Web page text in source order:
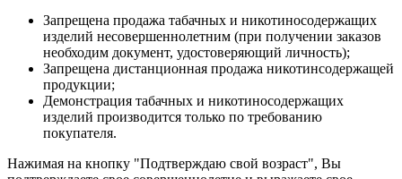
Запрещена продажа табачных и никотиносодержащих
изделий несовершеннолетним (при получении заказов
необходим документ, удостоверяющий личность);
Запрещена дистанционная продажа никотинсодержащей
продукции;
Демонстрация табачных и никотиносодержащих
изделий производится только по требованию
покупателя.
Нажимая на кнопку "Подтверждаю свой возраст", Вы